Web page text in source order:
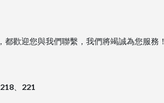
都歡迎您與我們聯繫，我們將竭誠為您服務！
、221